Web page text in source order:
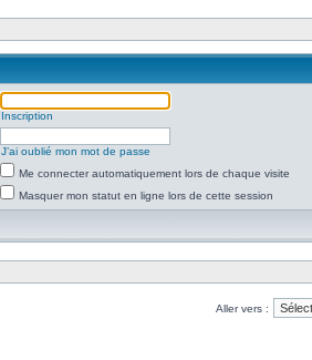
Inscription
J’ai oublié mon mot de passe
Me connecter automatiquement lors de chaque visite
Masquer mon statut en ligne lors de cette session
Aller vers :